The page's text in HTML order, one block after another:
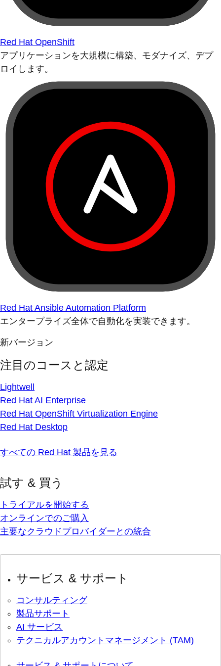
Red Hat OpenShift
アプリケーションを大規模に構築、モダナイズ、デプ
ロイします。
Red Hat Ansible Automation Platform
エンタープライズ全体で自動化を実装できます。
新バージョン
注目のコースと認定
Lightwell
Red Hat AI Enterprise
Red Hat OpenShift Virtualization Engine
Red Hat Desktop
すべての Red Hat 製品を見る
試す & 買う
トライアルを開始する
オンラインでのご購入
主要なクラウドプロバイダーとの統合
サービス & サポート
コンサルティング
製品サポート
AI サービス
テクニカルアカウントマネージメント (TAM)